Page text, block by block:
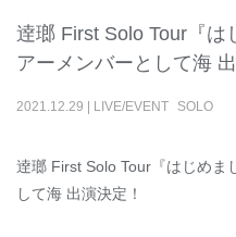
逹瑯 First Solo Tour『は
アーメンバーとして海
2021.12.29 LIVE/EVENT SOLO
逹瑯 First Solo Tour『はじめま
して海 出演決定！